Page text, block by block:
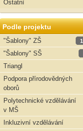
Ostatní
Podle projektu
"Šablony" ZŠ
"Šablony" SŠ
Triangl
Podpora přírodovědných
oborů
Polytechnické vzdělávání
v MŠ
Inkluzivní vzdělávání